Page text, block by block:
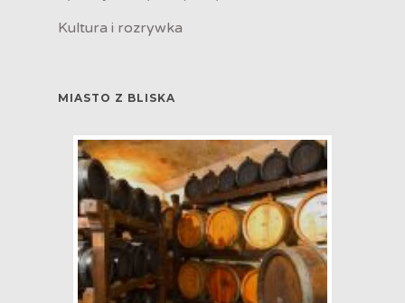
Kultura i rozrywka
MIASTO Z BLISKA